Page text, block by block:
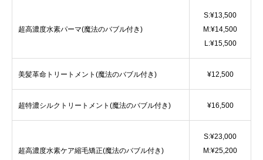
超高濃度水素パーマ(魔法のバブル付き)
S:¥13,500
M:¥14,500
L:¥15,500
美髪革命トリートメント(魔法のバブル付き) ¥12,500
超特濃シルクトリートメント(魔法のバブル付き) ¥16,500
超高濃度水素ケア縮毛矯正(魔法のバブル付き)
S:¥23,000
M:¥25,200